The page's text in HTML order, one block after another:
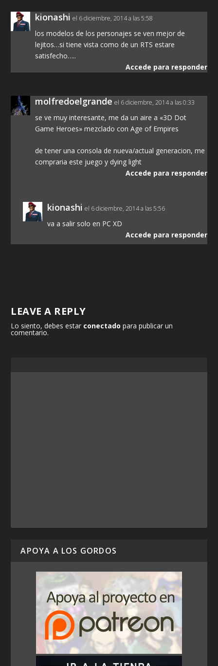
kionashi el 6 diciembre, 2014 a las 5:58
los modelos de los personajes se ven mejor de
lejitos…si tiene vista como de un RTS estare
satisfecho…..
Accede para responder
molfredoelgrande el 6 diciembre, 2014 a las 0:33
se ve muy interesante, me da un aire a «3D Dot
Game Heroes» mezclado con Age of Empires
de tener una consola de nueva/actual generacion, me
compraria este juego y dying light
Accede para responder
kionashi el 6 diciembre, 2014 a las 5:56
va a salir solo en PC XD
Accede para responder
LEAVE A REPLY
Lo siento, debes estar conectado para publicar un
comentario.
APOYA A LOS GORDOS